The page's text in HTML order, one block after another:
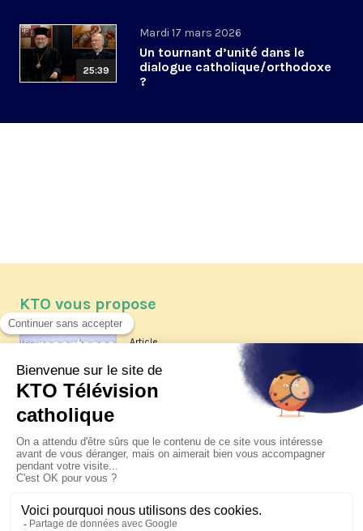
25:39
Mardi 17 mars 2026
Un tournant d’unité dans le
dialogue catholique/orthodoxe
?
KTO vous propose
Article
Les reportages d'été 2026 de KTO
La visite pastorale du pape Léon
XIV à Assise à suivre sur KTO le
jeudi 6 août
Le pape en Uruguay, Argentine et
Pérou du 6 au 17 novembre 2026